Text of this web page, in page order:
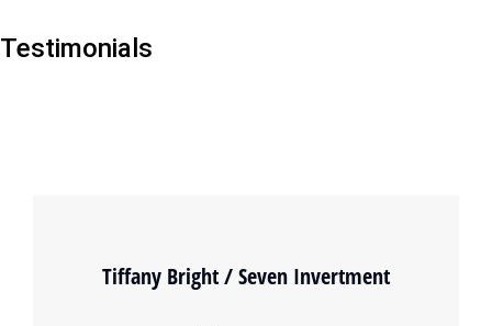
Testimonials
Tiffany Bright / Seven Invertment